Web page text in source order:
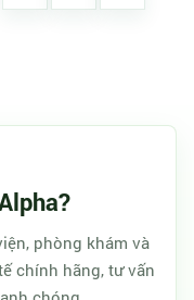
phòng khám và
chính hãng, tư vấn